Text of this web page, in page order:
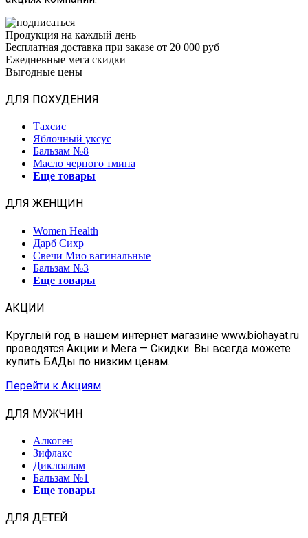
Продукция на каждый день
Бесплатная доставка при заказе от 20 000 руб
Ежедневные мега скидки
Выгодные цены
ДЛЯ ПОХУДЕНИЯ
Тахсис
Яблочный уксус
Бальзам №8
Масло черного тмина
Еще товары
ДЛЯ ЖЕНЩИН
Women Health
Дарб Сихр
Свечи Мио вагинальные
Бальзам №3
Еще товары
АКЦИИ
Круглый год в нашем интернет магазине www.biohayat.ru
проводятся Акции и Мега — Скидки. Вы всегда можете
купить БАДы по низким ценам.
Перейти к Акциям
ДЛЯ МУЖЧИН
Алкоген
Зифлакс
Диклоалам
Бальзам №1
Еще товары
ДЛЯ ДЕТЕЙ